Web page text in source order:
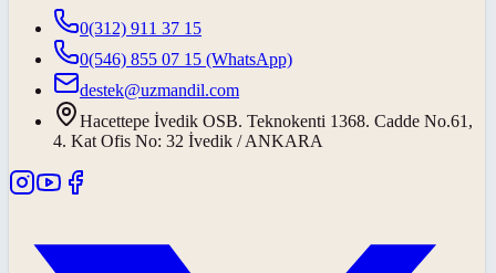
0(312) 911 37 15
0(546) 855 07 15 (WhatsApp)
destek@uzmandil.com
Hacettepe İvedik OSB. Teknokenti 1368. Cadde No.61,
4. Kat Ofis No: 32 İvedik / ANKARA